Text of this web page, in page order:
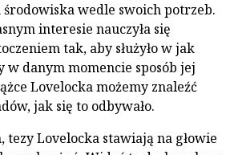
środowiska wedle swoich potrzeb.
interesie nauczyła się
tak, aby służyło w jak
w danym momencie sposób jej
Lovelocka możemy znaleźć
jak się to odbywało.
tezy Lovelocka stawiają na głowie